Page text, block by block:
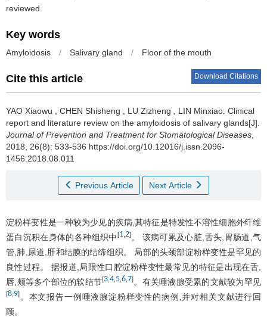
reviewed.
Key words
Amyloidosis / Salivary gland / Floor of the mouth
Cite this article Download Citations
YAO Xiaowu CHEN Shisheng LU Zizheng LIN Minxiao Clinical
report and literature review on the amyloidosis of salivary glands[J].
Journal of Prevention and Treatment for Stomatological Diseases
2018, 26(8): 533-536 https://doi.org/10.12016/j.issn.2096-
1456.2018.08.011
Previous Article Next Article
淀粉样变性是一种较为少见的疾病,其特征是特发性不溶性细胞外纤维
蛋白沉积在身体的各种组织中 [1,2]。 该病可累及心脏,舌头,胃肠道,气
管,肺,尿道,肝和结膜的结缔组织。 局部的头颈部淀粉样变性是罕见的
良性过程。 据报道,局限性口腔淀粉样变性最常见的特征是出现在舌,
唇,颊等多个部位的软结节[3,4,5,6,7] 。有关唾液腺受累的文献较为罕见
[8,9] 。本文报告一例唾液腺淀粉样变性的病例,并对相关文献进行回
顾。